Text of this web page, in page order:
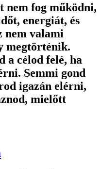
nem fog működni,
energiát, és
nem valami
megtörténik.
a célod felé, ha
Semmi gond
igazán elérni,
mielőtt